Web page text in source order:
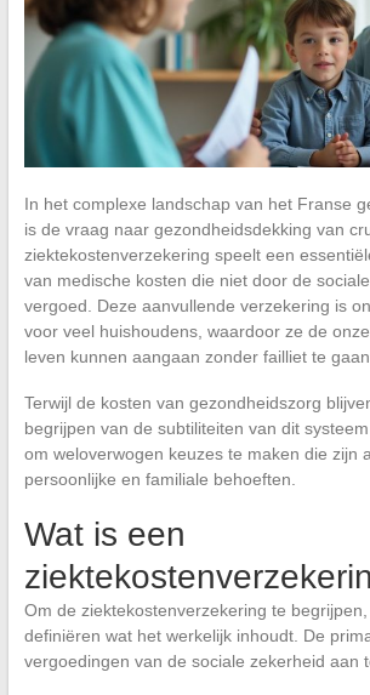
In het complexe landschap van het Franse
is de vraag naar gezondheidsdekking van
ziektekostenverzekering speelt een
van medische kosten die niet door de
vergoed. Deze aanvullende verzekering is
voor veel huishoudens, waardoor ze de
leven kunnen aangaan zonder failliet te gaan.
Terwijl de kosten van gezondheidszorg
begrijpen van de subtiliteiten van dit
om weloverwogen keuzes te maken die zijn
persoonlijke en familiale behoeften.
Wat is een
Om de ziektekostenverzekering te
definiëren wat het werkelijk inhoudt. De
vergoedingen van de sociale zekerheid aan